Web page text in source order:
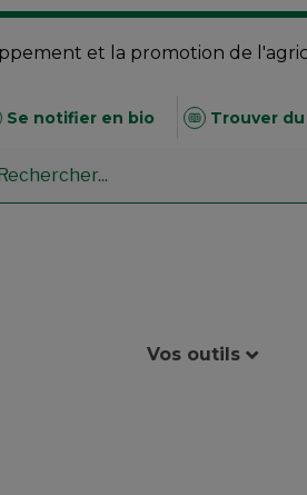
et la promotion de
Se notifier en bio Trouver
Vos outils